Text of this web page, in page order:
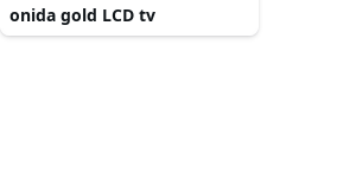
onida gold LCD tv